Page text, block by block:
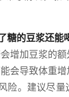
糖的豆浆还能
增加豆浆的
会导致体重
险。建议尽量